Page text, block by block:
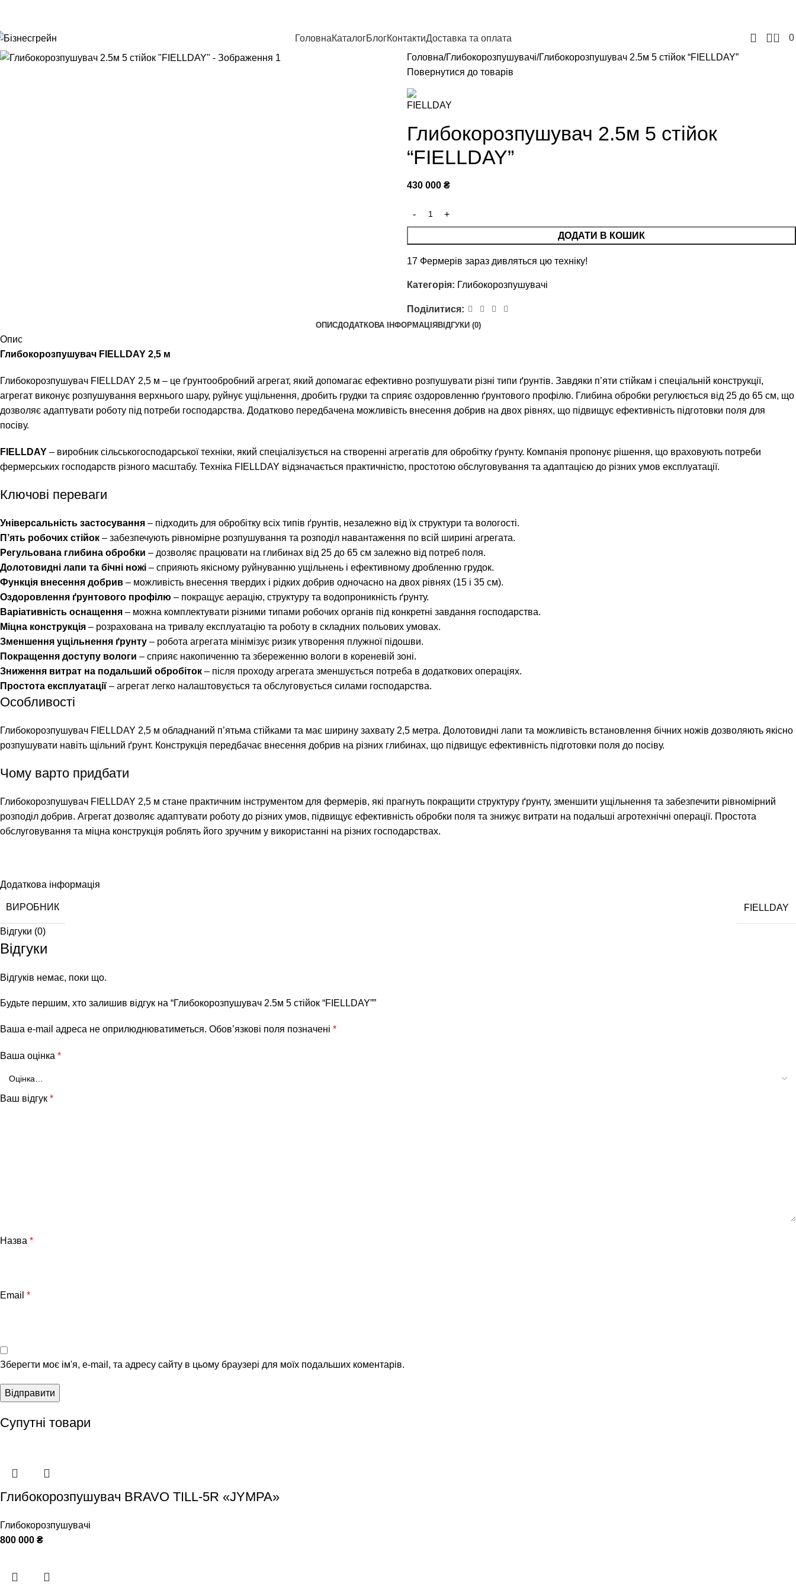
ГоловнаКаталогБлогКонтактиДоставка та оплата 0
0
Головна Глибокорозпушувачі Глибокорозпушувач 2.5м 5 стійок “FIELLDAY”
Повернутися до товарів
Глибокорозпушувач 2.5м 5 стійок
“FIELLDAY”
430 000 ₴
ДОДАТИ В КОШИК
17 Фермерів зараз дивляться цю техніку!
Категорія: Глибокорозпушувачі
Поділитися:
ОПИСДОДАТКОВА ІНФОРМАЦІЯ ВІДГУКИ (0)
Опис
Глибокорозпушувач FIELLDAY 2,5 м
Глибокорозпушувач FIELLDAY 2,5 м – це ґрунтообробний агрегат, який допомагає ефективно розпушувати різні типи ґрунтів. Завдяки п’яти стійкам і спеціальній конструкції,
агрегат виконує розпушування верхнього шару, руйнує ущільнення, дробить грудки та сприяє оздоровленню ґрунтового профілю. Глибина обробки регулюється від 25 до 65 см, що
дозволяє адаптувати роботу під потреби господарства. Додатково передбачена можливість внесення добрив на двох рівнях, що підвищує ефективність підготовки поля для
посіву.
FIELLDAY – виробник сільськогосподарської техніки, який спеціалізується на створенні агрегатів для обробітку ґрунту. Компанія пропонує рішення, що враховують потреби
фермерських господарств різного масштабу. Техніка FIELLDAY відзначається практичністю, простотою обслуговування та адаптацією до різних умов експлуатації.
Ключові переваги
Універсальність застосування – підходить для обробітку всіх типів ґрунтів, незалежно від їх структури та вологості.
П’ять робочих стійок – забезпечують рівномірне розпушування та розподіл навантаження по всій ширині агрегата.
Регульована глибина обробки – дозволяє працювати на глибинах від 25 до 65 см залежно від потреб поля.
Долотовидні лапи та бічні ножі – сприяють якісному руйнуванню ущільнень і ефективному дробленню грудок.
Функція внесення добрив – можливість внесення твердих і рідких добрив одночасно на двох рівнях (15 і 35 см).
Оздоровлення ґрунтового профілю – покращує аерацію, структуру та водопроникність ґрунту.
Варіативність оснащення – можна комплектувати різними типами робочих органів під конкретні завдання господарства.
Міцна конструкція – розрахована на тривалу експлуатацію та роботу в складних польових умовах.
Зменшення ущільнення ґрунту – робота агрегата мінімізує ризик утворення плужної підошви.
Покращення доступу вологи – сприяє накопиченню та збереженню вологи в кореневій зоні.
Зниження витрат на подальший обробіток – після проходу агрегата зменшується потреба в додаткових операціях.
Простота експлуатації – агрегат легко налаштовується та обслуговується силами господарства.
Особливості
Глибокорозпушувач FIELLDAY 2,5 м обладнаний п’ятьма стійками та має ширину захвату 2,5 метра. Долотовидні лапи та можливість встановлення бічних ножів дозволяють якісно
розпушувати навіть щільний ґрунт. Конструкція передбачає внесення добрив на різних глибинах, що підвищує ефективність підготовки поля до посіву.
Чому варто придбати
Глибокорозпушувач FIELLDAY 2,5 м стане практичним інструментом для фермерів, які прагнуть покращити структуру ґрунту, зменшити ущільнення та забезпечити рівномірний
розподіл добрив. Агрегат дозволяє адаптувати роботу до різних умов, підвищує ефективність обробки поля та знижує витрати на подальші агротехнічні операції. Простота
обслуговування та міцна конструкція роблять його зручним у використанні на різних господарствах.
Додаткова інформація
ВИРОБНИК FІELLDAY
Відгуки (0)
Відгуки
Відгуків немає, поки що.
Будьте першим, хто залишив відгук на “Глибокорозпушувач 2.5м 5 стійок “FIELLDAY””
Ваша e-mail адреса не оприлюднюватиметься. Обов’язкові поля позначені *
Ваша оцінка *
Ваш відгук *
Назва *
Email *
Зберегти моє ім'я, e-mail, та адресу сайту в цьому браузері для моїх подальших коментарів.
Супутні товари
Глибокорозпушувач BRAVO TILL-5R «JYMPA»
Глибокорозпушувачі
800 000 ₴